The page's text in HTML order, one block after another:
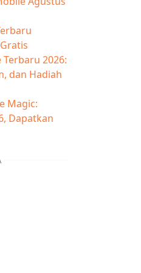
Terbaru 2026:
dan Hadiah
Magic:
Dapatkan